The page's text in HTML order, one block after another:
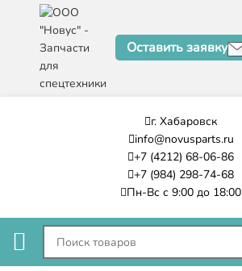
Оставить заявку
г. Хабаровск
info@novusparts.ru
+7 (4212) 68-06-86
+7 (984) 298-74-68
Пн-Вс с 9:00 до 18:00